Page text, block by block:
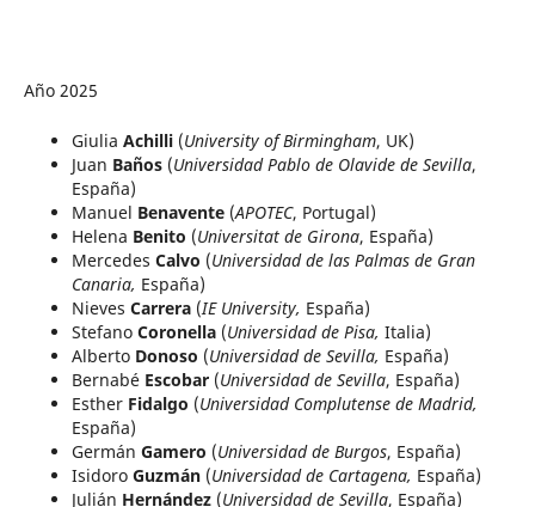
Año 2025
Giulia Achilli (University of Birmingham, UK)
Juan Baños (Universidad Pablo de Olavide de Sevilla,
España)
Manuel Benavente (APOTEC, Portugal)
Helena Benito (Universitat de Girona, España)
Mercedes Calvo (Universidad de las Palmas de Gran
Canaria, España)
Nieves Carrera (IE University, España)
Stefano Coronella (Universidad de Pisa, Italia)
Alberto Donoso (Universidad de Sevilla, España)
Bernabé Escobar (Universidad de Sevilla, España)
Esther Fidalgo (Universidad Complutense de Madrid,
España)
Germán Gamero (Universidad de Burgos, España)
Isidoro Guzmán (Universidad de Cartagena, España)
Julián Hernández (Universidad de Sevilla, España)